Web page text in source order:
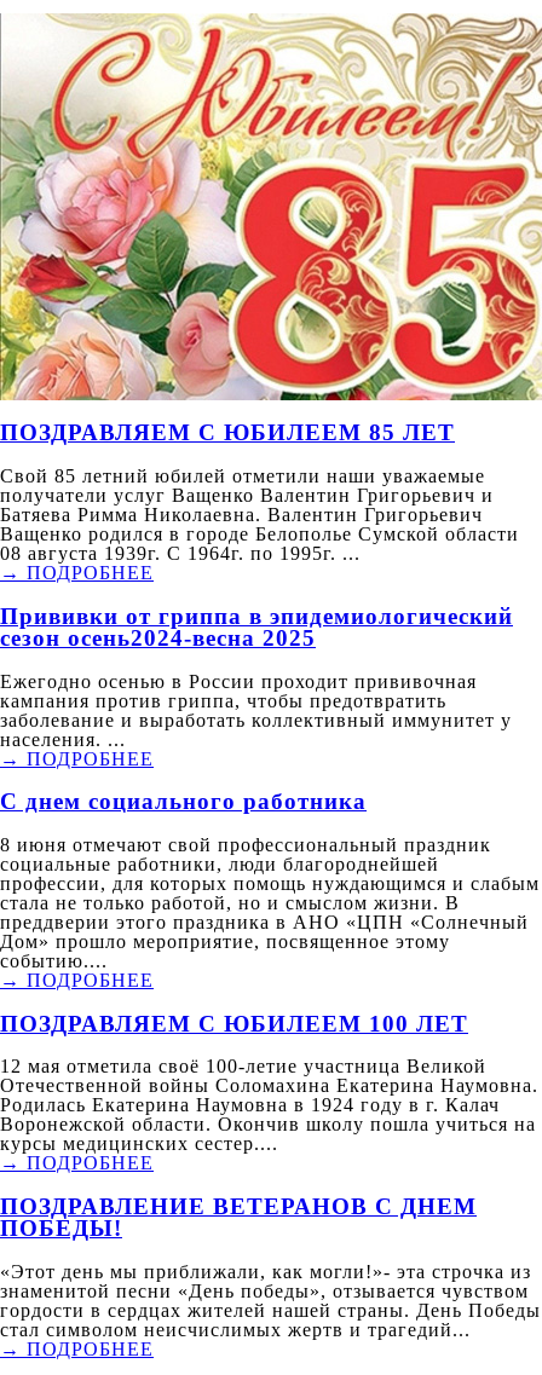
ПОЗДРАВЛЯЕМ С ЮБИЛЕЕМ 85 ЛЕТ
Свой 85 летний юбилей отметили наши уважаемые
получатели услуг Ващенко Валентин Григорьевич и
Батяева Римма Николаевна. Валентин Григорьевич
Ващенко родился в городе Белополье Сумской области
08 августа 1939г. С 1964г. по 1995г. ...
→ ПОДРОБНЕЕ
Прививки от гриппа в эпидемиологический
сезон осень2024-весна 2025
Ежегодно осенью в России проходит прививочная
кампания против гриппа, чтобы предотвратить
заболевание и выработать коллективный иммунитет у
населения. ...
→ ПОДРОБНЕЕ
С днем социального работника
8 июня отмечают свой профессиональный праздник
социальные работники, люди благороднейшей
профессии, для которых помощь нуждающимся и слабым
стала не только работой, но и смыслом жизни. В
преддверии этого праздника в АНО «ЦПН «Солнечный
Дом» прошло мероприятие, посвященное этому
событию....
→ ПОДРОБНЕЕ
ПОЗДРАВЛЯЕМ С ЮБИЛЕЕМ 100 ЛЕТ
12 мая отметила своё 100-летие участница Великой
Отечественной войны Соломахина Екатерина Наумовна.
Родилась Екатерина Наумовна в 1924 году в г. Калач
Воронежской области. Окончив школу пошла учиться на
курсы медицинских сестер....
→ ПОДРОБНЕЕ
ПОЗДРАВЛЕНИЕ ВЕТЕРАНОВ С ДНЕМ
ПОБЕДЫ!
«Этот день мы приближали, как могли!»- эта строчка из
знаменитой песни «День победы», отзывается чувством
гордости в сердцах жителей нашей страны. День Победы
стал символом неисчислимых жертв и трагедий...
→ ПОДРОБНЕЕ